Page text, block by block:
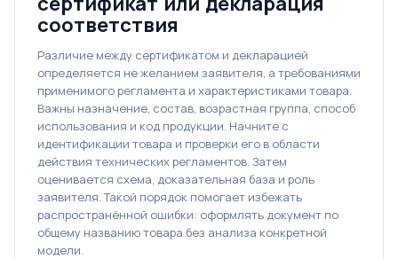
соответствия
Различие между сертификатом и декларацией
определяется не желанием заявителя, а требованиями
применимого регламента и характеристиками товара.
Важны назначение, состав, возрастная группа, способ
использования и код продукции. Начните с
идентификации товара и проверки его в области
действия технических регламентов. Затем
оценивается схема, доказательная база и роль
заявителя. Такой порядок помогает избежать
распространённой ошибки: оформлять документ по
общему названию товара без анализа конкретной
модели.